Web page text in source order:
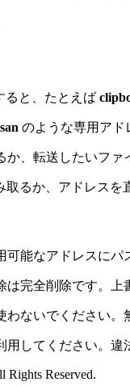
ると、たとえば
のような専用アド
、転送したいファ
取るか、アドレス
可能なアドレスに
完全削除です。上
ないでください
してください。違
Reserved.